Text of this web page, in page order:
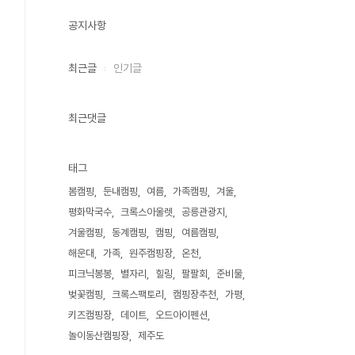
공지사항
최근글 인기글
최근댓글
태그
봄캠핑 둔내캠핑 여름 가족캠핑
겨울
평화막국수
크록스아울렛
공릉관광지
겨울캠핑
동계캠핑 캠핑
여름캠핑
해운대
가족 원주캠핑장
온천
피크닉봉봉
별자리 힐링 팔팔회
준비물
벚꽃캠핑
크록스팩토리 캠핑장추천
가평
키즈캠핑장
데이트
오드아이펜션
놀이동산캠핑장
제주도